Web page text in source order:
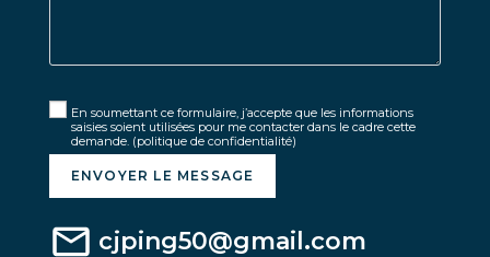
En soumettant ce formulaire, j’accepte que les informations
saisies soient utilisées pour me contacter dans le cadre cette
demande. (politique de confidentialité)
ENVOYER LE MESSAGE
cjping50@gmail.com